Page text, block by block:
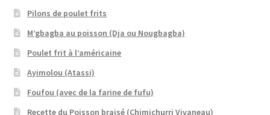
Pilons de poulet frits
M’gbagba au poisson (Dja ou Nougbagba)
Poulet frit à l’américaine
Ayimolou (Atassi)
Foufou (avec de la farine de fufu)
Recette du Poisson braisé (Chimichurri Vivaneau)